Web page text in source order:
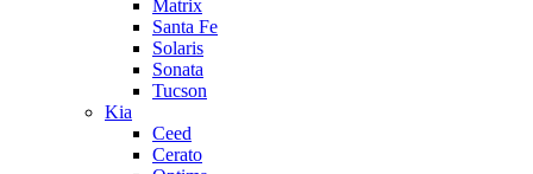
Matrix
Santa Fe
Solaris
Sonata
Tucson
Kia
Ceed
Cerato